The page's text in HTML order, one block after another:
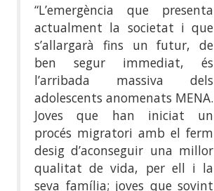
“L’emergència que presenta
actualment la societat i que
s’allargarà fins un futur, de
ben segur immediat, és
l’arribada massiva dels
adolescents anomenats MENA.
Joves que han iniciat un
procés migratori amb el ferm
desig d’aconseguir una millor
qualitat de vida, per ell i la
seva família; joves que sovint